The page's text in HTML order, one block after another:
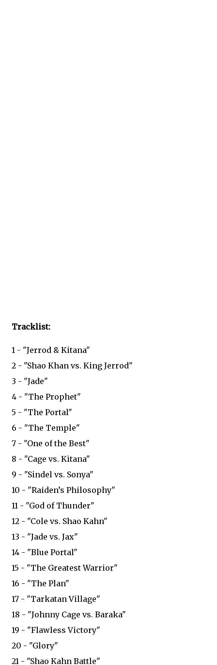
Tracklist:
1 - "Jerrod & Kitana"
2 - "Shao Khan vs. King Jerrod"
3 - "Jade"
4 - "The Prophet"
5 - "The Portal"
6 - "The Temple"
7 - "One of the Best"
8 - "Cage vs. Kitana"
9 - "Sindel vs. Sonya"
10 - "Raiden’s Philosophy"
11 - "God of Thunder"
12 - "Cole vs. Shao Kahn"
13 - "Jade vs. Jax"
14 - "Blue Portal"
15 - "The Greatest Warrior"
16 - "The Plan"
17 - "Tarkatan Village"
18 - "Johnny Cage vs. Baraka"
19 - "Flawless Victory"
20 - "Glory"
21 - "Shao Kahn Battle"